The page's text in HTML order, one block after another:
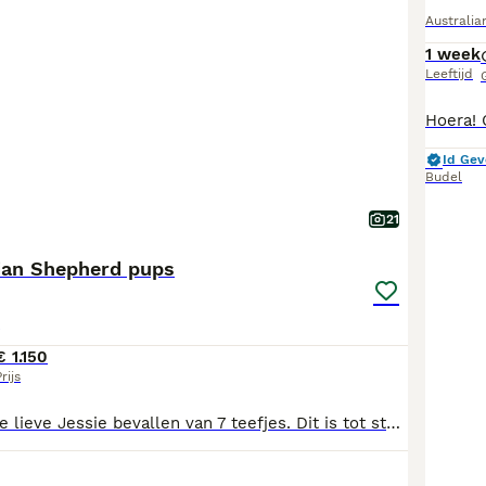
21
Shepherd pups
1.150
Op 19 juni is onze lieve Jessie bevallen van 7 teefjes. Dit is tot stand gekomen door de dekking van haar vriendje hier uit de buurt Abba. Eveneens een Australian Shepherd van 2 jaar oud. Wij wilde eenmalig een nestje om aan onze jonge kinderen(4 en 5 jaar) te laten zien hoe dit gaat. De pups worden hier in huis liefdevol groot gebracht totdat zij naar een liefdevol ander huisje mogen. De ouders zijn van te voren uitgebreid op de gezondheid gecheckt. De pups zijn ontwormt en volgens schema gevaccineerd. Ook worden de pups gechipt en krijgen ze een Europees paspoort. Vanaf 14 augustus mogen ze het netjes verlaten.
1 week
Leeftijd
Id
Budel